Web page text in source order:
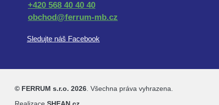
+420 568 40 40 40
obchod@ferrum-mb.cz
Sledujte náš Facebook
© FERRUM s.r.o. 2026. Všechna práva vyhrazena.